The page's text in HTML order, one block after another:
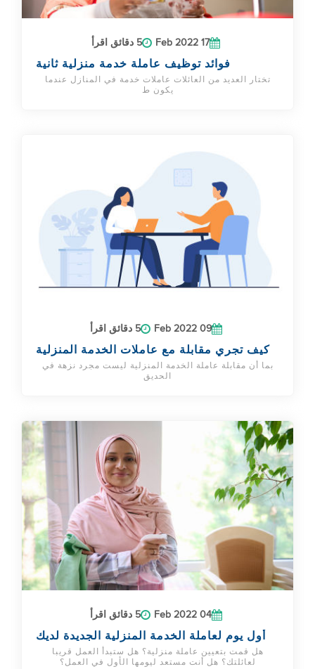
17 Feb 2022 5 دقائق اقرأ
فوائد توظيف عاملة خدمة منزلية ثانية
تختار العديد من العائلات عاملات خدمة في المنازل عندما
يكون ط
09 Feb 2022 5 دقائق اقرأ
كيف تجري مقابلة مع عاملات الخدمة المنزلية
بما أن مقابلة عاملة الخدمة المنزلية ليست مجرد نزهة في
الحديق
04 Feb 2022 5 دقائق اقرأ
أول يوم لعاملة الخدمة المنزلية الجديدة لديك
هل قمت بتعيين عاملة منزلية؟ هل ستبدأ العمل قريبا
لعائلتك؟ هل أنت مستعد ليومها الأول في العمل؟